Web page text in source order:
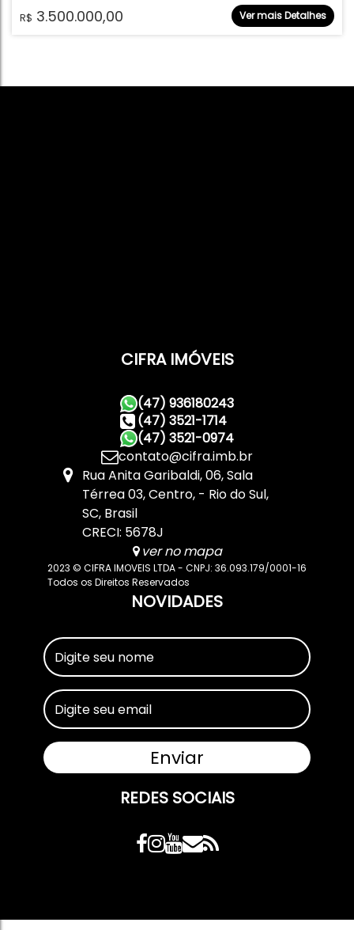
R$ 3.500.000,00 Ver mais Detalhes
CIFRA IMÓVEIS
(47) 936180243
(47) 3521-1714
(47) 3521-0974
contato@cifra.imb.br
Rua Anita Garibaldi,06,Sala
Térrea 03,Centro, Rio do Sul,
SC, Brasil
CRECI: 5678J
ver no mapa
2023 © CIFRA IMOVEIS LTDA - CNPJ: 36.093.179/0001-16
Todos os Direitos Reservados
NOVIDADES
REDES SOCIAIS